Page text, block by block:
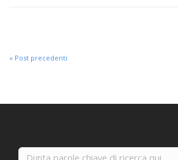
« Post precedenti